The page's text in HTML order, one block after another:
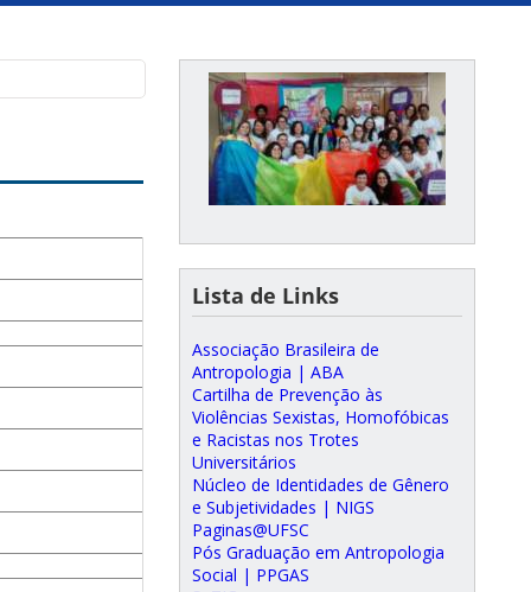
Lista de Links
Associação Brasileira de
Antropologia | ABA
Cartilha de Prevenção às
Violências Sexistas, Homofóbicas
e Racistas nos Trotes
Universitários
Núcleo de Identidades de Gênero
e Subjetividades | NIGS
Paginas@UFSC
Pós Graduação em Antropologia
Social | PPGAS